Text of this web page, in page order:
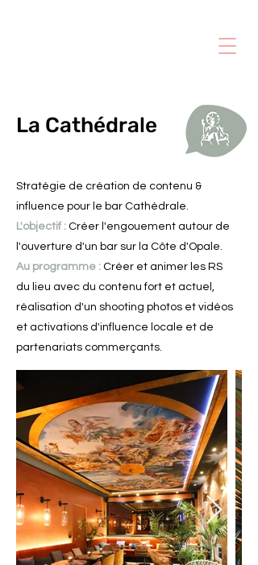
La Cathédrale
Stratégie de création de contenu &
influence pour le bar Cathédrale.
L'objectif : Créer l'engouement autour de
l'ouverture d'un bar sur la Côte d'Opale.
Au programme : Créer et animer les RS
du lieu avec du contenu fort et actuel,
réalisation d'un shooting photos et vidéos
et activations d'influence locale et de
partenariats commerçants.